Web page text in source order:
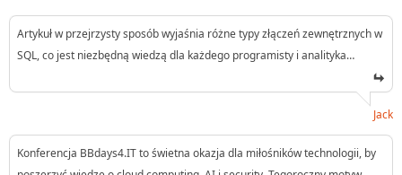
Artykuł w przejrzysty sposób wyjaśnia różne typy złączeń zewnętrznych w
SQL, co jest niezbędną wiedzą dla każdego programisty i analityka…
Jack
Konferencja BBdays4.IT to świetna okazja dla miłośników technologii, by